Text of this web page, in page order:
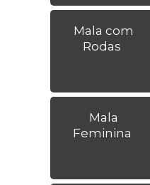
Mala com
Rodas
Mala
Feminina